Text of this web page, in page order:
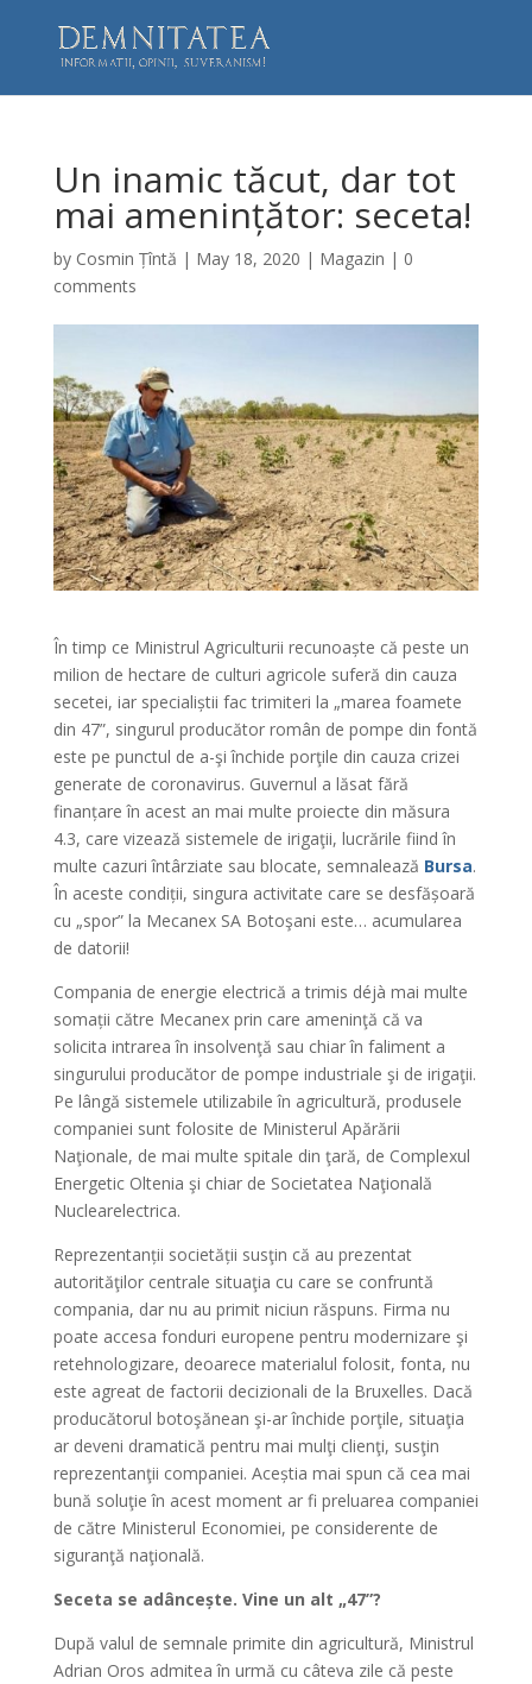
Un inamic tăcut, dar tot
mai amenințător: seceta!
by Cosmin Țîntă | May 18, 2020 | Magazin | 0
comments
În timp ce Ministrul Agriculturii recunoaște că peste un
milion de hectare de culturi agricole suferă din cauza
secetei, iar specialiștii fac trimiteri la „marea foamete
din 47”, singurul producător român de pompe din fontă
este pe punctul de a-şi închide porţile din cauza crizei
generate de coronavirus. Guvernul a lăsat fără
finanțare în acest an mai multe proiecte din măsura
4.3, care vizează sistemele de irigaţii, lucrările fiind în
multe cazuri întârziate sau blocate, semnalează Bursa.
În aceste condiții, singura activitate care se desfășoară
cu „spor” la Mecanex SA Botoşani este… acumularea
de datorii!
Compania de energie electrică a trimis déjà mai multe
somații către Mecanex prin care ameninţă că va
solicita intrarea în insolvenţă sau chiar în faliment a
singurului producător de pompe industriale şi de irigaţii.
Pe lângă sistemele utilizabile în agricultură, produsele
companiei sunt folosite de Ministerul Apărării
Naţionale, de mai multe spitale din ţară, de Complexul
Energetic Oltenia şi chiar de Societatea Naţională
Nuclearelectrica.
Reprezentanții societății susţin că au prezentat
autorităţilor centrale situaţia cu care se confruntă
compania, dar nu au primit niciun răspuns. Firma nu
poate accesa fonduri europene pentru modernizare şi
retehnologizare, deoarece materialul folosit, fonta, nu
este agreat de factorii decizionali de la Bruxelles. Dacă
producătorul botoşănean şi-ar închide porţile, situaţia
ar deveni dramatică pentru mai mulţi clienţi, susţin
reprezentanţii companiei. Aceștia mai spun că cea mai
bună soluţie în acest moment ar fi preluarea companiei
de către Ministerul Economiei, pe considerente de
siguranţă naţională.
Seceta se adâncește. Vine un alt „47”?
După valul de semnale primite din agricultură, Ministrul
Adrian Oros admitea în urmă cu câteva zile că peste